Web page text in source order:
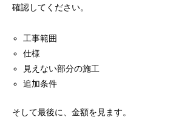
確認してください。
工事範囲
仕様
見えない部分の施工
追加条件
そして最後に、金額を見ます。